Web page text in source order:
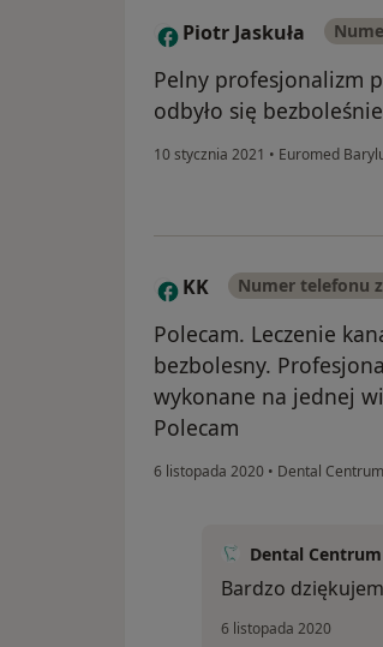
P Piotr Jaskuła
Pelny profesjonalizm
odbyło się
10 stycznia 2021 • Euromed
K KK Numer telefonu
Polecam. Leczenie
bezbolesny.
wykonane na jednej
Polecam
6 listopada 2020 • Dental
Dental
Bardzo
6 listopada 2020